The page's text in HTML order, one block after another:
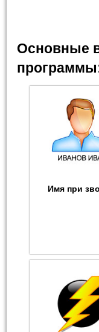
Основные
Имя при